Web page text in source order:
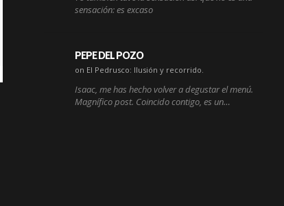
sensación: es excaso
PEPE DEL POZO
on El Pedrusco: Ilusión y recorrido.
Isaac, me has hecho volver a degustar el menú.
Magnífico post. Coincido contigo, es un…